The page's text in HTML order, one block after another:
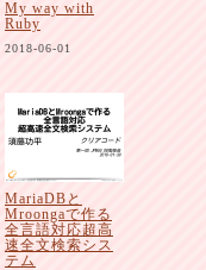
My way with
Ruby
2018-06-01
MariaDBと
Mroongaで作る
全言語対応超高
速全文検索シス
テム